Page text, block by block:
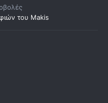
του Makis